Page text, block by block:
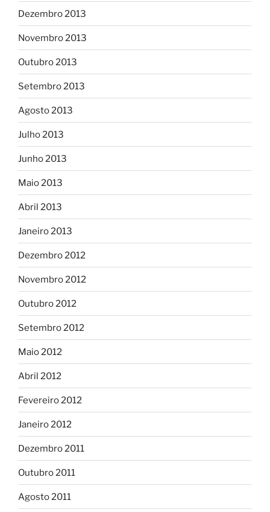
Dezembro 2013
Novembro 2013
Outubro 2013
Setembro 2013
Agosto 2013
Julho 2013
Junho 2013
Maio 2013
Abril 2013
Janeiro 2013
Dezembro 2012
Novembro 2012
Outubro 2012
Setembro 2012
Maio 2012
Abril 2012
Fevereiro 2012
Janeiro 2012
Dezembro 2011
Outubro 2011
Agosto 2011